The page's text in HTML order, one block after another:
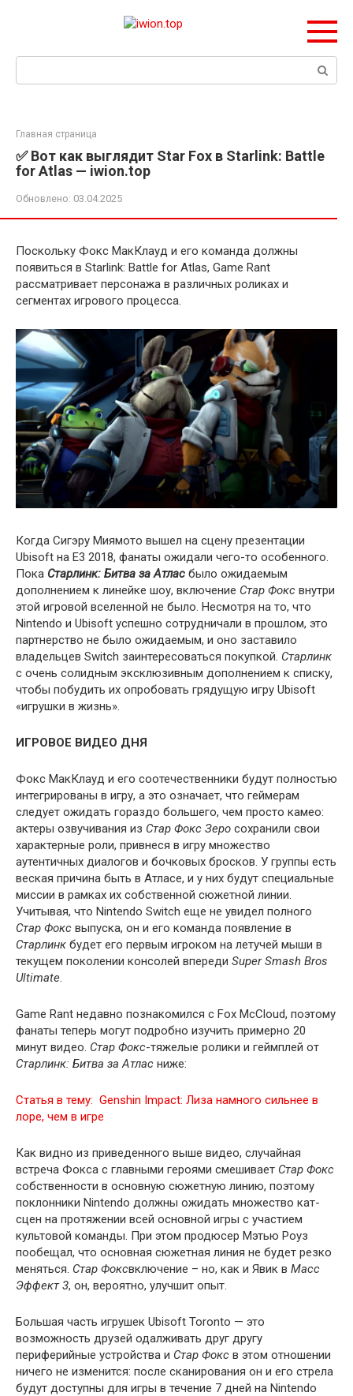
Главная страница
✅ Вот как выглядит Star Fox в Starlink: Battle
for Atlas — iwion.top
Обновлено: 03.04.2025
Поскольку Фокс МакКлауд и его команда должны
появиться в Starlink: Battle for Atlas, Game Rant
рассматривает персонажа в различных роликах и
сегментах игрового процесса.
Когда Сигэру Миямото вышел на сцену презентации
Ubisoft на E3 2018, фанаты ожидали чего-то особенного.
Пока Старлинк: Битва за Атлас было ожидаемым
дополнением к линейке шоу, включение Стар Фокс внутри
этой игровой вселенной не было. Несмотря на то, что
Nintendo и Ubisoft успешно сотрудничали в прошлом, это
партнерство не было ожидаемым, и оно заставило
владельцев Switch заинтересоваться покупкой. Старлинк
с очень солидным эксклюзивным дополнением к списку,
чтобы побудить их опробовать грядущую игру Ubisoft
«игрушки в жизнь».
ИГРОВОЕ ВИДЕО ДНЯ
Фокс МакКлауд и его соотечественники будут полностью
интегрированы в игру, а это означает, что геймерам
следует ожидать гораздо большего, чем просто камео:
актеры озвучивания из Стар Фокс Зеро сохранили свои
характерные роли, привнеся в игру множество
аутентичных диалогов и бочковых бросков. У группы есть
веская причина быть в Атласе, и у них будут специальные
миссии в рамках их собственной сюжетной линии.
Учитывая, что Nintendo Switch еще не увидел полного
Стар Фокс выпуска, он и его команда появление в
Старлинк будет его первым игроком на летучей мыши в
текущем поколении консолей впереди Super Smash Bros
Ultimate.
Game Rant недавно познакомился с Fox McCloud, поэтому
фанаты теперь могут подробно изучить примерно 20
минут видео. Стар Фокс-тяжелые ролики и геймплей от
Старлинк: Битва за Атлас ниже:
Статья в тему: Genshin Impact: Лиза намного сильнее в
лоре, чем в игре
Как видно из приведенного выше видео, случайная
встреча Фокса с главными героями смешивает Стар Фокс
собственности в основную сюжетную линию, поэтому
поклонники Nintendo должны ожидать множество кат-
сцен на протяжении всей основной игры с участием
культовой команды. При этом продюсер Мэтью Роуз
пообещал, что основная сюжетная линия не будет резко
меняться. Стар Фоксвключение – но, как и Явик в Масс
Эффект 3, он, вероятно, улучшит опыт.
Большая часть игрушек Ubisoft Toronto — это
возможность друзей одалживать друг другу
периферийные устройства и Стар Фокс в этом отношении
ничего не изменится: после сканирования он и его стрела
будут доступны для игры в течение 7 дней на Nintendo